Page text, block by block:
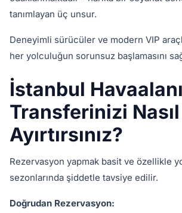
tanımlayan üç unsur.
Deneyimli sürücüler ve modern VIP
her yolculuğun sorunsuz başlamasını
İstanbul Havaalanı
Transferinizi Nasıl
Ayırtırsınız?
Rezervasyon yapmak basit ve özellikle
sezonlarında şiddetle tavsiye edilir.
Doğrudan Rezervasyon: